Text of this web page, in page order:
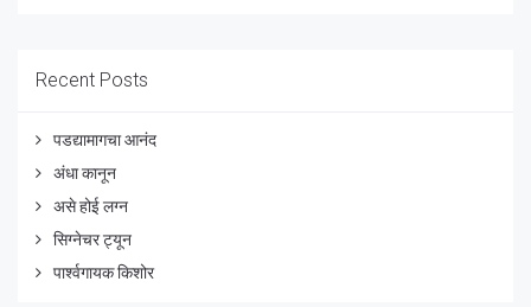
Recent Posts
पडद्यामागचा आनंद
अंधा कानून
असे होई लग्न
सिग्नेचर ट्यून
पार्श्वगायक किशोर